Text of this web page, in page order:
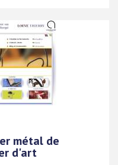
métal de
d'art